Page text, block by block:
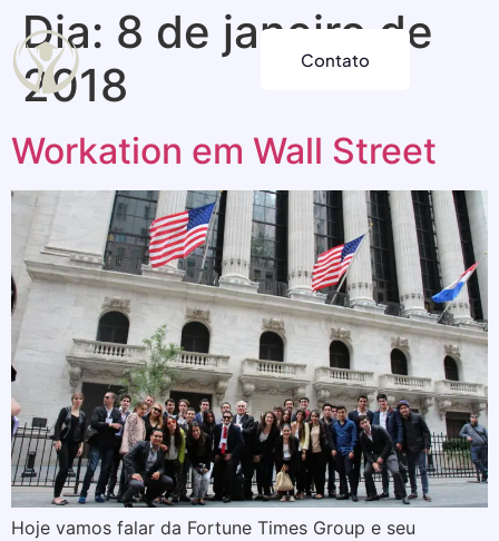
Contato
Dia: 8 de janeiro de
2018
Workation em Wall Street
Hoje vamos falar da Fortune Times Group e seu